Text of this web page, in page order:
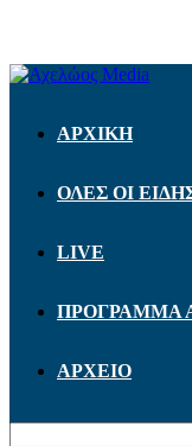
ΑΡΧΙΚΗ
ΟΛΕΣ ΟΙ
LIVE
ΠΡΟΓΡΑΜΜΑ
ΑΡΧΕΙΟ